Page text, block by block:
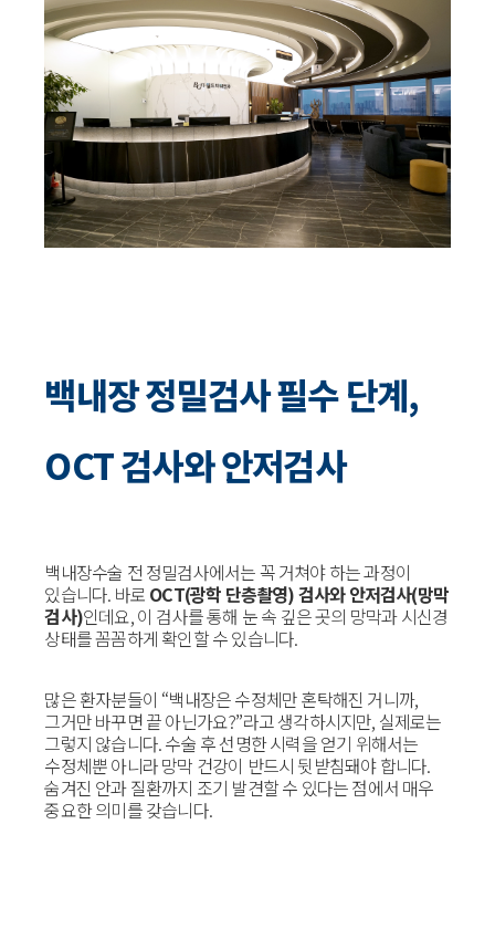
백내장 정밀검사 필수 단계,
OCT 검사와 안저검사
백내장수술 전 정밀검사에서는 꼭 거쳐야 하는 과정이
있습니다. 바로 OCT(광학 단층촬영) 검사와 안저검사(망막
검사)인데요, 이 검사를 통해 눈 속 깊은 곳의 망막과 시신경
상태를 꼼꼼하게 확인할 수 있습니다.
많은 환자분들이 “백내장은 수정체만 혼탁해진 거니까,
그거만 바꾸면 끝 아닌가요?”라고 생각하시지만, 실제로는
그렇지 않습니다. 수술 후 선명한 시력을 얻기 위해서는
수정체뿐 아니라 망막 건강이 반드시 뒷받침돼야 합니다.
숨겨진 안과 질환까지 조기 발견할 수 있다는 점에서 매우
중요한 의미를 갖습니다.